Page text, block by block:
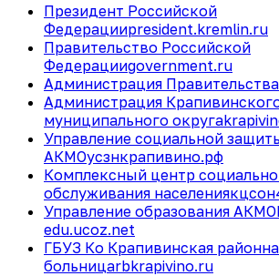
Президент Российской
Федерацииpresident.kremlin.ru
Правительство Российской
Федерацииgovernment.ru
Администрация
Администрация
муниципального округа
Управление социальной
АКМОусзнкрапивино.рф
Комплексный центр
обслуживания населения
Управление образования АКМО
edu.ucoz.net
ГБУЗ Ко Крапивинская
больницаrbkrapivino.ru